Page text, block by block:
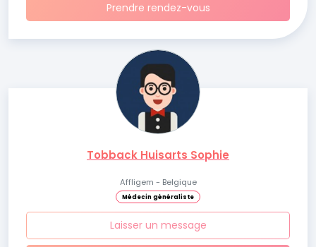
Prendre rendez-vous
Tobback Huisarts Sophie
Affligem - Belgique
Médecin généraliste
Laisser un message